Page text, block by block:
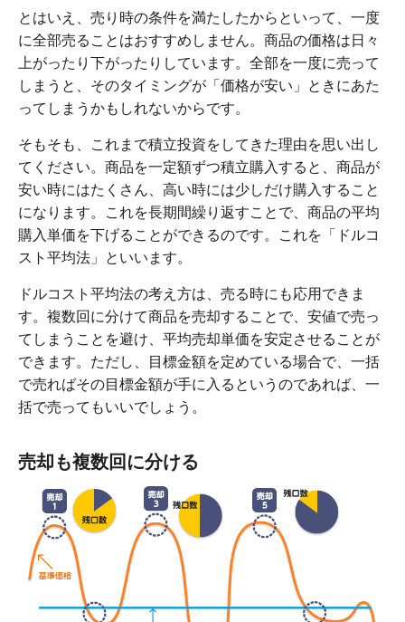
とはいえ、売り時の条件を満たしたからといって、一度
に全部売ることはおすすめしません。商品の価格は日々
上がったり下がったりしています。全部を一度に売って
しまうと、そのタイミングが「価格が安い」ときにあた
ってしまうかもしれないからです。
そもそも、これまで積立投資をしてきた理由を思い出し
てください。商品を一定額ずつ積立購入すると、商品が
安い時にはたくさん、高い時には少しだけ購入すること
になります。これを長期間繰り返すことで、商品の平均
購入単価を下げることができるのです。これを「ドルコ
スト平均法」といいます。
ドルコスト平均法の考え方は、売る時にも応用できま
す。複数回に分けて商品を売却することで、安値で売っ
てしまうことを避け、平均売却単価を安定させることが
できます。ただし、目標金額を定めている場合で、一括
で売ればその目標金額が手に入るというのであれば、一
括で売ってもいいでしょう。
売却も複数回に分ける